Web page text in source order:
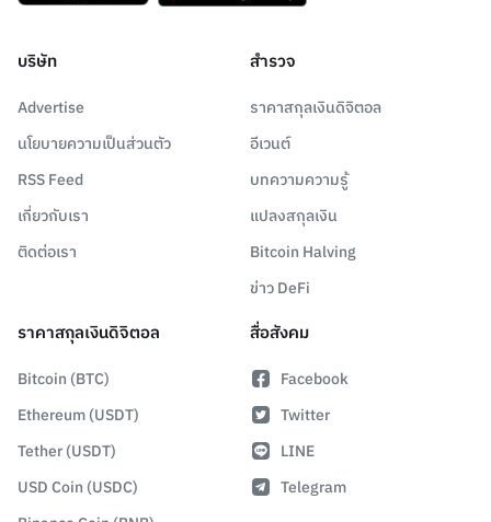
บริษัท
Advertise
นโยบายความเป็นส่วนตัว
RSS Feed
เกี่ยวกับเรา
ติดต่อเรา
สำรวจ
ราคาสกุลเงินดิจิตอล
อีเวนต์
บทความความรู้
แปลงสกุลเงิน
Bitcoin Halving
ข่าว DeFi
ราคาสกุลเงินดิจิตอล
Bitcoin (BTC)
Ethereum (USDT)
Tether (USDT)
USD Coin (USDC)
สื่อสังคม
Facebook
Twitter
LINE
Telegram